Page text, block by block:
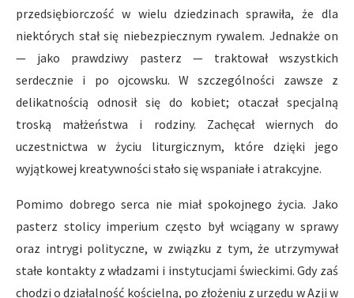
przedsiębiorczość w wielu dziedzinach sprawiła, że dla
niektórych stał się niebezpiecznym rywalem. Jednakże on
— jako prawdziwy pasterz — traktował wszystkich
serdecznie i po ojcowsku. W szczególności zawsze z
delikatnością odnosił się do kobiet; otaczał specjalną
troską małżeństwa i rodziny. Zachęcał wiernych do
uczestnictwa w życiu liturgicznym, które dzięki jego
wyjątkowej kreatywności stało się wspaniałe i atrakcyjne.
Pomimo dobrego serca nie miał spokojnego życia. Jako
pasterz stolicy imperium często był wciągany w sprawy
oraz intrygi polityczne, w związku z tym, że utrzymywał
stałe kontakty z władzami i instytucjami świeckimi. Gdy zaś
chodzi o działalność kościelną, po złożeniu z urzędu w Azji w